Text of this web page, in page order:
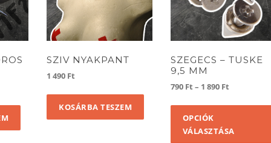
SZIV NYAKPANT
1 490 Ft
KOSÁRBA TESZEM
SZEGECS – TUSKE
9,5 MM
790 Ft – 1 890 Ft
890 Ft
OPCIÓK
VÁLASZTÁSA